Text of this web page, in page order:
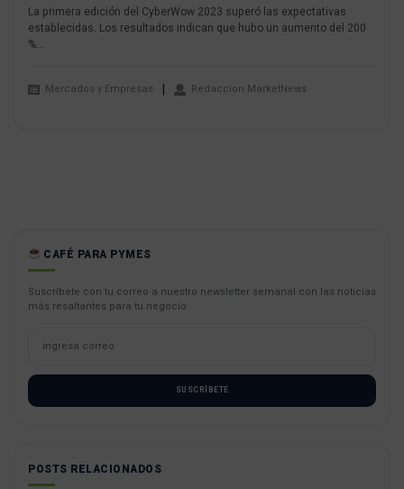
La primera edición del CyberWow 2023 superó las expectativas
establecidas. Los resultados indican que hubo un aumento del 200
%...
Mercados y Empresas Redaccion MarketNews
CAFÉ PARA PYMES
Suscríbete con tu correo a nuestro newsletter semanal con las noticias
más resaltantes para tu negocio.
SUSCRÍBETE
POSTS RELACIONADOS